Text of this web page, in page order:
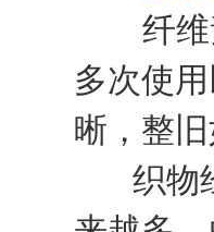
纤维素
多次使
晰，整
织物经